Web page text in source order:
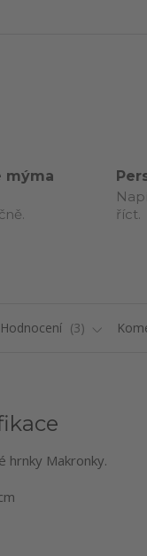
mýma
říct.
Hodnocení 3
hrnky Makronky.